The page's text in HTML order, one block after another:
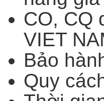
CO, CQ
VIET
Bảo
Quy